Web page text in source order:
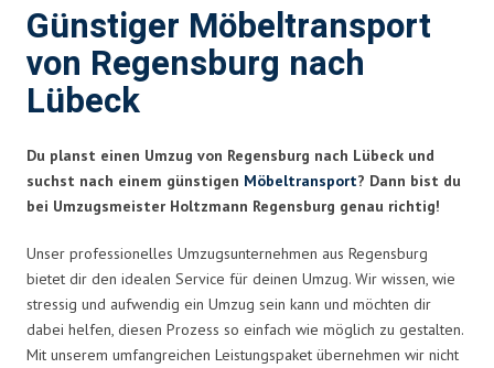
Günstiger Möbeltransport
von Regensburg nach
Lübeck
Du planst einen Umzug von Regensburg nach Lübeck und
suchst nach einem günstigen Möbeltransport? Dann bist du
bei Umzugsmeister Holtzmann Regensburg genau richtig!
Unser professionelles Umzugsunternehmen aus Regensburg
bietet dir den idealen Service für deinen Umzug. Wir wissen, wie
stressig und aufwendig ein Umzug sein kann und möchten dir
dabei helfen, diesen Prozess so einfach wie möglich zu gestalten.
Mit unserem umfangreichen Leistungspaket übernehmen wir nicht